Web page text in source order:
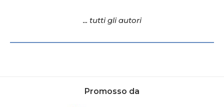
... tutti gli autori
Promosso da